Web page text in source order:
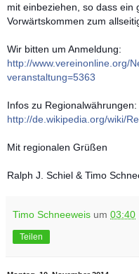
mit einbeziehen, so dass ein
Vorwärtskommen zum
Wir bitten um Anmeldung:
http://www.vereinonline.org/
veranstaltung=5363
Infos zu Regionalwährungen:
http://de.wikipedia.org/wiki/
Mit regionalen Grüßen
Ralph J. Schiel & Timo
Timo Schneeweis um 03:40
Teilen